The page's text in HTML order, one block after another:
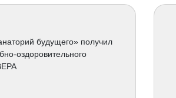
будущего» получил
оздоровительного